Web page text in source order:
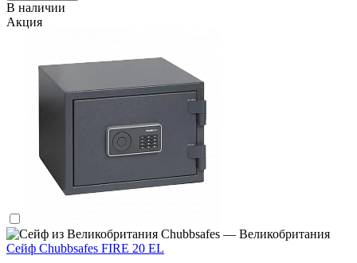
В наличии
Акция
Chubbsafes — Великобритания
Сейф Chubbsafes FIRE 20 EL